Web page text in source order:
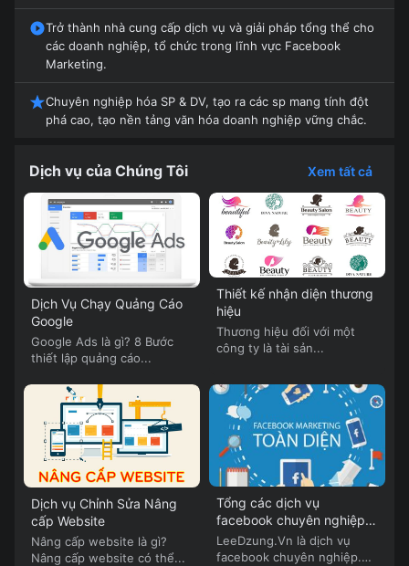
Trở thành nhà cung cấp dịch vụ và giải pháp tổng thể cho
các doanh nghiệp, tổ chức trong lĩnh vực Facebook
Marketing.
Chuyên nghiệp hóa SP & DV, tạo ra các sp mang tính đột
phá cao, tạo nền tảng văn hóa doanh nghiệp vững chắc.
Dịch vụ của Chúng Tôi Xem tất cả
Dịch Vụ Chạy Quảng Cáo
Google
Google Ads là gì? 8 Bước
thiết lập quảng cáo...
Thiết kế nhận diện thương
hiệu
Thương hiệu đối với một
công ty là tài sản...
Dịch vụ Chỉnh Sửa Nâng
cấp Website
Nâng cấp website là gì?
Nâng cấp website có thể...
Tổng các dịch vụ
facebook chuyên nghiệp
của Lee Dzung
LeeDzung.Vn là dịch vụ
facebook chuyên nghiệp.